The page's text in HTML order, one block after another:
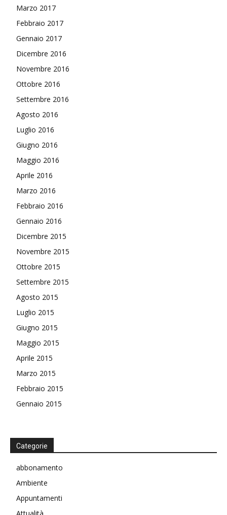
Marzo 2017
Febbraio 2017
Gennaio 2017
Dicembre 2016
Novembre 2016
Ottobre 2016
Settembre 2016
Agosto 2016
Luglio 2016
Giugno 2016
Maggio 2016
Aprile 2016
Marzo 2016
Febbraio 2016
Gennaio 2016
Dicembre 2015
Novembre 2015
Ottobre 2015
Settembre 2015
Agosto 2015
Luglio 2015
Giugno 2015
Maggio 2015
Aprile 2015
Marzo 2015
Febbraio 2015
Gennaio 2015
Categorie
abbonamento
Ambiente
Appuntamenti